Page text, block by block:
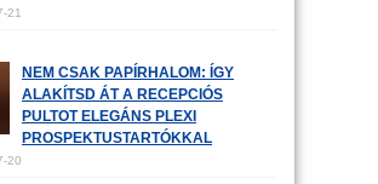
21
NEM CSAK PAPÍRHALOM: ÍGY
ALAKÍTSD ÁT A RECEPCIÓS
PULTOT ELEGÁNS PLEXI
PROSPEKTUSTARTÓKKAL
20